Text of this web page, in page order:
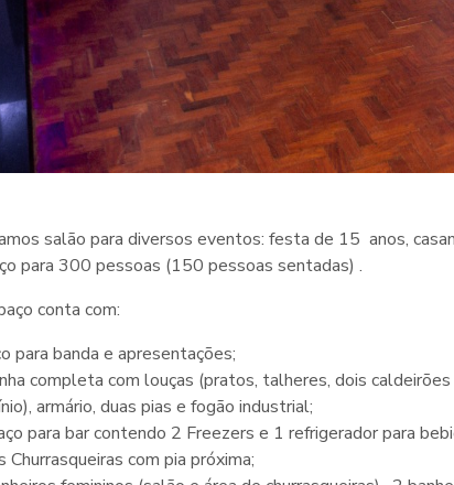
salão para diversos eventos: festa de 15 anos,
para 300 pessoas (150 pessoas sentadas) .
conta com:
para banda e apresentações;
completa com louças (pratos, talheres, dois
armário, duas pias e fogão industrial;
para bar contendo 2 Freezers e 1 refrigerador para
Churrasqueiras com pia próxima;